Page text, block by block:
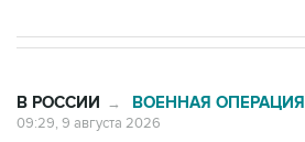
В РОССИИ → ВОЕННАЯ
09:29, 9 августа 2026